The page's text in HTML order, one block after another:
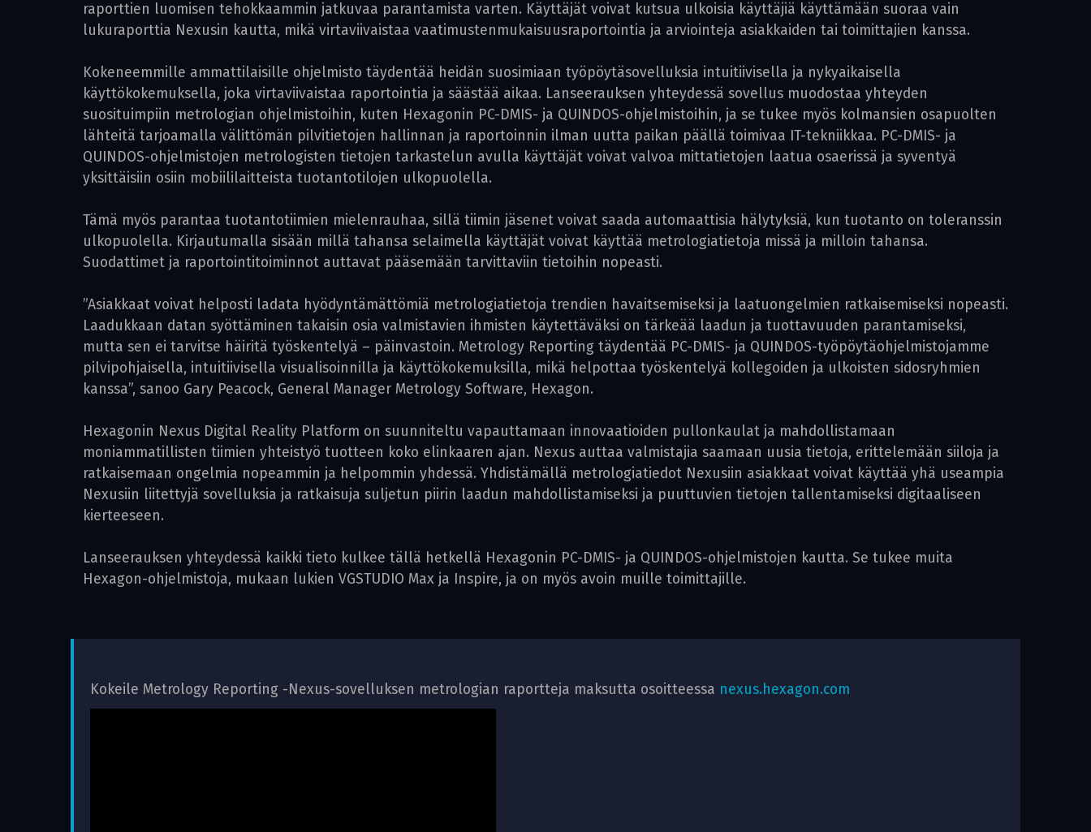
raporttien luomisen tehokkaammin jatkuvaa parantamista varten. Käyttäjät voivat kutsua ulkoisia käyttäjiä käyttämään suoraa vain
lukuraporttia Nexusin kautta, mikä virtaviivaistaa vaatimustenmukaisuusraportointia ja arviointeja asiakkaiden tai toimittajien kanssa.
Kokeneemmille ammattilaisille ohjelmisto täydentää heidän suosimiaan työpöytäsovelluksia intuitiivisella ja nykyaikaisella
käyttökokemuksella, joka virtaviivaistaa raportointia ja säästää aikaa. Lanseerauksen yhteydessä sovellus muodostaa yhteyden
suosituimpiin metrologian ohjelmistoihin, kuten Hexagonin PC-DMIS- ja QUINDOS-ohjelmistoihin, ja se tukee myös kolmansien osapuolten
lähteitä tarjoamalla välittömän pilvitietojen hallinnan ja raportoinnin ilman uutta paikan päällä toimivaa IT-tekniikkaa. PC-DMIS- ja
QUINDOS-ohjelmistojen metrologisten tietojen tarkastelun avulla käyttäjät voivat valvoa mittatietojen laatua osaerissä ja syventyä
yksittäisiin osiin mobiililaitteista tuotantotilojen ulkopuolella.
Tämä myös parantaa tuotantotiimien mielenrauhaa, sillä tiimin jäsenet voivat saada automaattisia hälytyksiä, kun tuotanto on toleranssin
ulkopuolella. Kirjautumalla sisään millä tahansa selaimella käyttäjät voivat käyttää metrologiatietoja missä ja milloin tahansa.
Suodattimet ja raportointitoiminnot auttavat pääsemään tarvittaviin tietoihin nopeasti.
”Asiakkaat voivat helposti ladata hyödyntämättömiä metrologiatietoja tren­dien havaitsemiseksi ja laatuongelmien ratkaisemiseksi nopeasti.
Laadukkaan datan syöttäminen takaisin osia valmistavien ihmisten käytettäväksi on tärkeää laadun ja tuottavuuden parantamiseksi,
mutta sen ei tarvitse häiritä työskentelyä – päinvastoin. Metrology Reporting täydentää PC-DMIS- ja QUINDOS-työpöytäohjelmistojamme
pilvipohjaisella, intuitiivisella visualisoinnilla ja käyttökokemuksilla, mikä helpottaa työskentelyä kollegoiden ja ulkoisten sidosryhmien
kanssa”, sanoo ­Gary Peacock, General Manager Metrology Soft­ware, Hexagon.
Hexagonin Nexus Digital Reality Platform on suunniteltu vapauttamaan innovaatioiden pullonkaulat ja mahdollistamaan
moniammatillisten tiimien yhteistyö tuotteen koko elinkaaren ajan. Nexus auttaa valmistajia saamaan uusia tietoja, erittelemään siiloja ja
ratkaisemaan ongelmia nopeammin ja helpommin yhdessä. Yhdistämällä metrologiatiedot Nexusiin asiakkaat voivat käyttää yhä useampia
Nexusiin liitettyjä sovelluksia ja ratkaisuja suljetun piirin laadun mahdollistamiseksi ja puuttuvien tietojen tallentamiseksi digitaaliseen
kierteeseen.
Lanseerauksen yhteydessä kaikki tieto kulkee tällä hetkellä Hexagonin PC-DMIS- ja QUINDOS-ohjelmistojen kautta. Se tukee muita
Hexagon-ohjelmistoja, mukaan lukien VGSTUDIO Max ja Inspire, ja on myös avoin muille toimittajille.
Kokeile Metrology Reporting -Nexus-sovelluksen metrologian raportteja maksutta osoitteessa nexus.hexagon.com